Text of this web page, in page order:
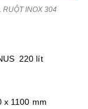
INOX 304
220 lít
x 1100 mm